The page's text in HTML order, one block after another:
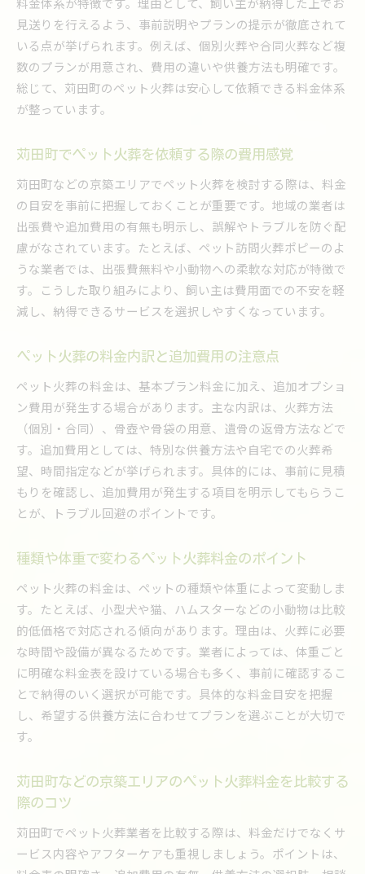
後悔しないためのペット火葬料金のチェック法
ペット火葬の料金を抑えつつ温かな見送りを実
現
ペット火葬費用で確認すべきポイントと注意点
火葬にかかる費用が心配な方への対応策
予算に合わせたペット火葬料金の選び方ガイド
ペット火葬費用を抑えるための実用的な工夫
費用がない場合のペット火葬対応方法を知る
ペット火葬で追加費用を回避するポイント集
個別・合同火葬の違いと費用比較ポイント
個別と合同ペット火葬の料金差と選び方
個別火葬と合同火葬の特徴と費用面の注意点
ペット火葬で後悔しないためのプラン選択法
ペット火葬料金に影響するポイントを理解する
遺骨を自宅で供養する方法と注意点
ペット火葬後の遺骨供養と自宅での安置方法
遺骨を自宅で供養する際のペット火葬の関係
ペット火葬後の遺骨の置き場所と供養の流れ
49日までに遺骨を安置するポイントを押さえる
見送りを行えるよう、事前説明やプランの提示が徹底されて
いる点が挙げられます。例えば、個別火葬や合同火葬など複
数のプランが用意され、費用の違いや供養方法も明確です。
総じて、苅田町のペット火葬は安心して依頼できる料金体系
が整っています。
苅田町でペット火葬を依頼する際の費用感覚
苅田町などの京築エリアでペット火葬を検討する際は、料金
の目安を事前に把握しておくことが重要です。地域の業者は
出張費や追加費用の有無も明示し、誤解やトラブルを防ぐ配
慮がなされています。たとえば、ペット訪問火葬ポピーのよ
うな業者では、出張費無料や小動物への柔軟な対応が特徴で
す。こうした取り組みにより、飼い主は費用面での不安を軽
減し、納得できるサービスを選択しやすくなっています。
ペット火葬の料金内訳と追加費用の注意点
ペット火葬の料金は、基本プラン料金に加え、追加オプショ
ン費用が発生する場合があります。主な内訳は、火葬方法
（個別・合同）、骨壺や骨袋の用意、遺骨の返骨方法などで
す。追加費用としては、特別な供養方法や自宅での火葬希
望、時間指定などが挙げられます。具体的には、事前に見積
もりを確認し、追加費用が発生する項目を明示してもらうこ
とが、トラブル回避のポイントです。
種類や体重で変わるペット火葬料金のポイント
ペット火葬の料金は、ペットの種類や体重によって変動しま
す。たとえば、小型犬や猫、ハムスターなどの小動物は比較
的低価格で対応される傾向があります。理由は、火葬に必要
な時間や設備が異なるためです。業者によっては、体重ごと
に明確な料金表を設けている場合も多く、事前に確認するこ
とで納得のいく選択が可能です。具体的な料金目安を把握
し、希望する供養方法に合わせてプランを選ぶことが大切で
す。
苅田町などの京築エリアのペット火葬料金を比較する
際のコツ
苅田町でペット火葬業者を比較する際は、料金だけでなくサ
ービス内容やアフターケアも重視しましょう。ポイントは、